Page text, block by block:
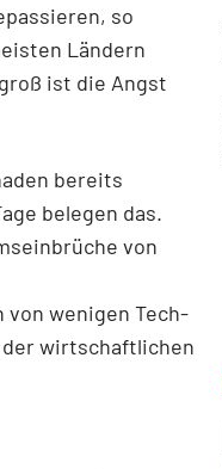
so
Ländern
ist die Angst
bereits
belegen das.
von
wenigen Tech-
wirtschaftlichen